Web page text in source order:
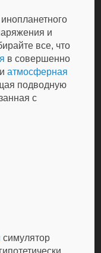
и
все, что
в совершенно
иатмосферная
подводную
с
симулятор